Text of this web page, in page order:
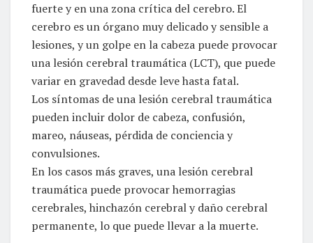
fuerte y en una zona crítica del cerebro. El
cerebro es un órgano muy delicado y sensible a
lesiones, y un golpe en la cabeza puede provocar
una lesión cerebral traumática (LCT), que puede
variar en gravedad desde leve hasta fatal.
Los síntomas de una lesión cerebral traumática
pueden incluir dolor de cabeza, confusión,
mareo, náuseas, pérdida de conciencia y
convulsiones.
En los casos más graves, una lesión cerebral
traumática puede provocar hemorragias
cerebrales, hinchazón cerebral y daño cerebral
permanente, lo que puede llevar a la muerte.